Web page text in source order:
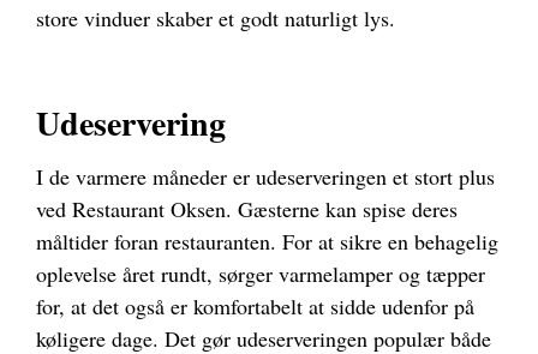
store vinduer skaber et godt naturligt lys.
Udeservering
I de varmere måneder er udeserveringen et stort plus
ved Restaurant Oksen. Gæsterne kan spise deres
måltider foran restauranten. For at sikre en behagelig
oplevelse året rundt, sørger varmelamper og tæpper
for, at det også er komfortabelt at sidde udenfor på
køligere dage. Det gør udeserveringen populær både